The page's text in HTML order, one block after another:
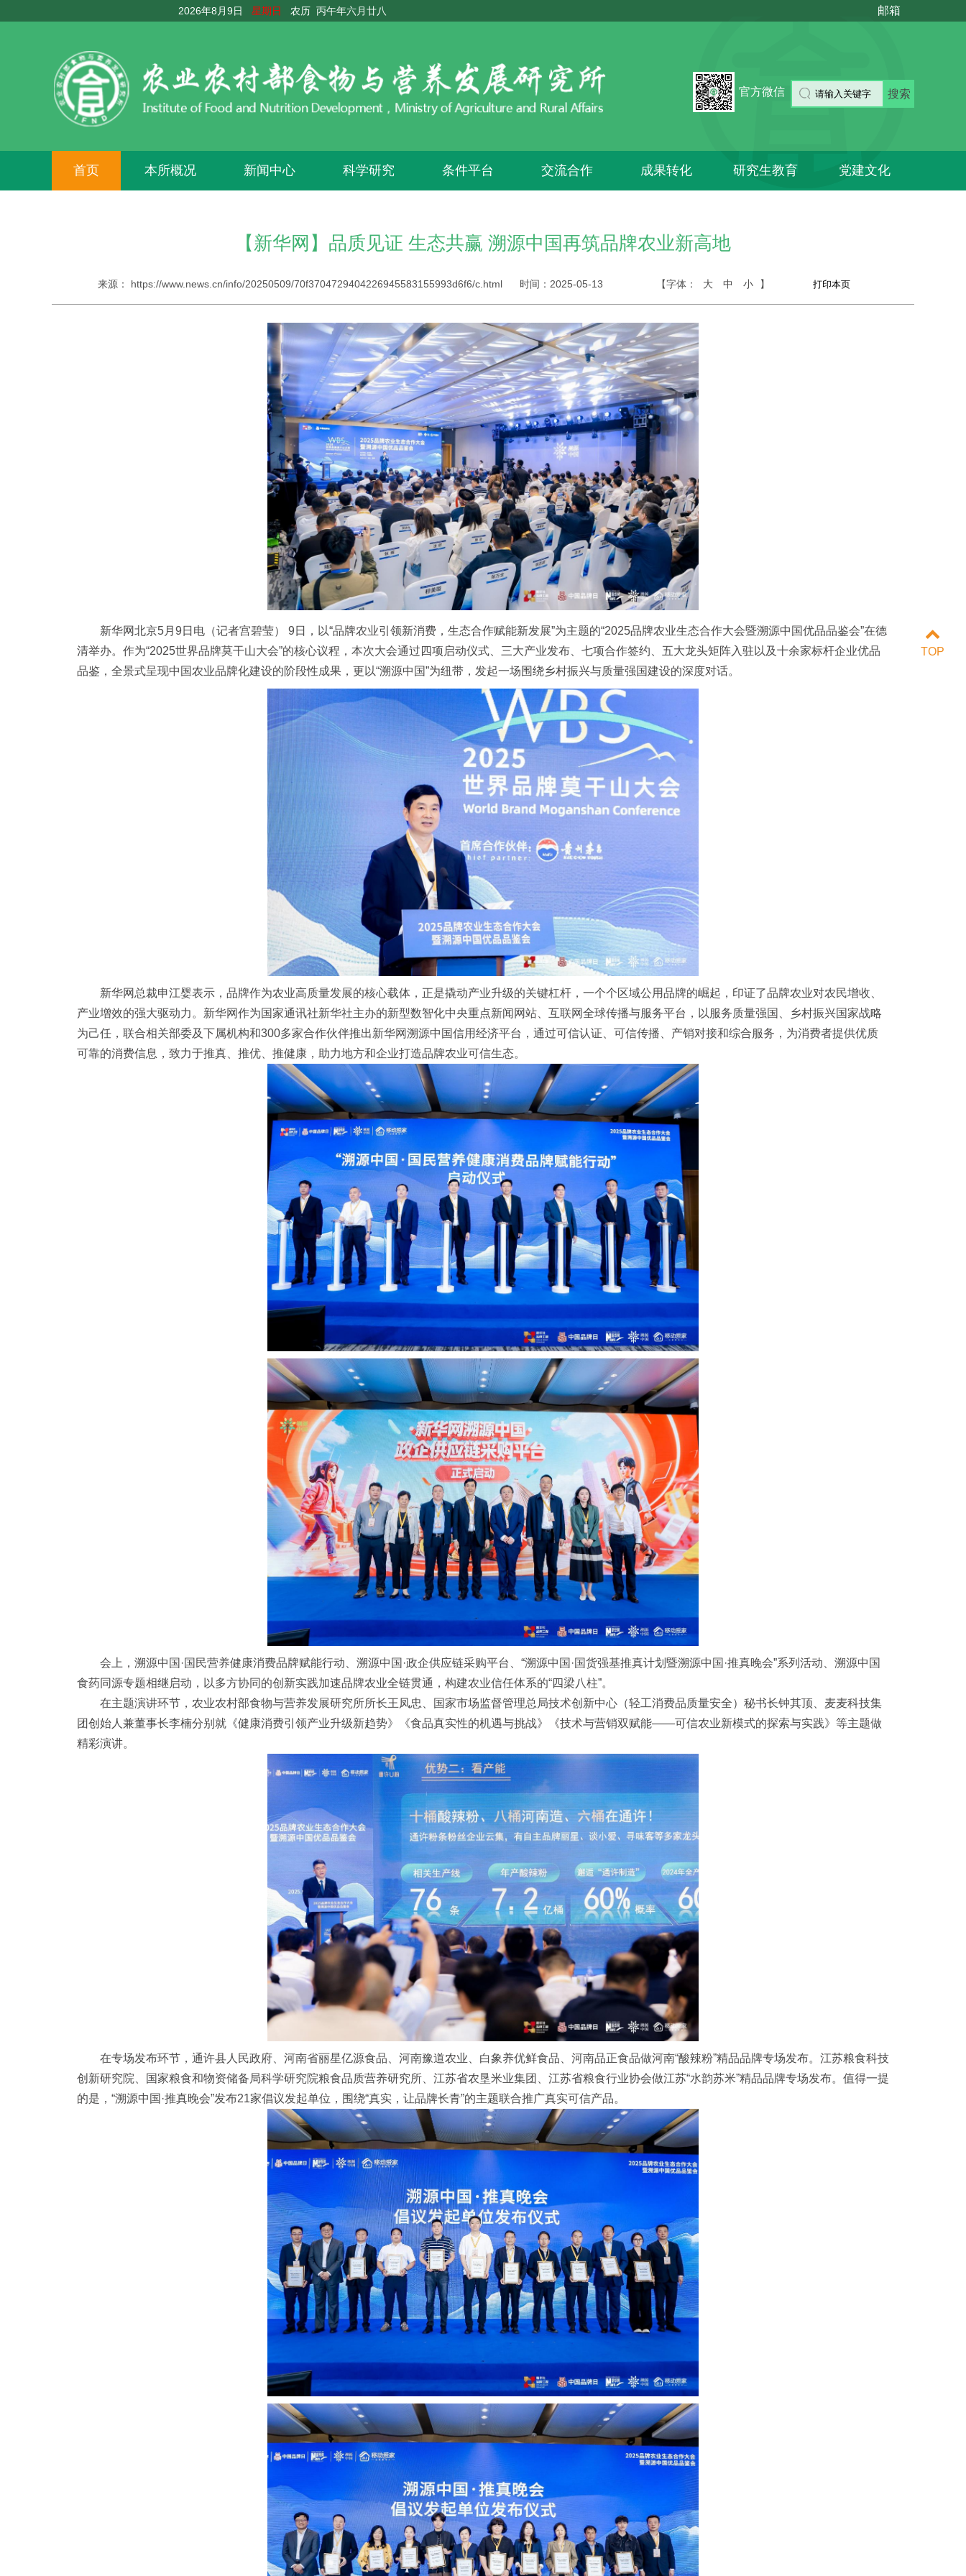
2026年8月9日 星期日 农历 丙午年六月廿八 邮箱
官方微信 搜索
首页 本所概况 新闻中心 科学研究 条件平台 交流合作 成果转化 研究生教育 党建文化
【新华网】品质见证 生态共赢 溯源中国再筑品牌农业新高地
来源： https://www.news.cn/info/20250509/70f3704729404226945583155993d6f6/c.html 时间： 2025-05-13 【字体： 大 中 小 】
新华网北京5月9日电（记者宫碧莹） 9日，以“品牌农业引领新消费，生态合作赋能新发展”为主题的“2025品牌农业生态合作大会暨溯源中国优品品鉴会”在德
清举办。作为“2025世界品牌莫干山大会”的核心议程，本次大会通过四项启动仪式、三大产业发布、七项合作签约、五大龙头矩阵入驻以及十余家标杆企业优品
品鉴，全景式呈现中国农业品牌化建设的阶段性成果，更以“溯源中国”为纽带，发起一场围绕乡村振兴与质量强国建设的深度对话。
新华网总裁申江婴表示，品牌作为农业高质量发展的核心载体，正是撬动产业升级的关键杠杆，一个个区域公用品牌的崛起，印证了品牌农业对农民增收、
产业增效的强大驱动力。新华网作为国家通讯社新华社主办的新型数智化中央重点新闻网站、互联网全球传播与服务平台，以服务质量强国、乡村振兴国家战略
为己任，联合相关部委及下属机构和300多家合作伙伴推出新华网溯源中国信用经济平台，通过可信认证、可信传播、产销对接和综合服务，为消费者提供优质
可靠的消费信息，致力于推真、推优、推健康，助力地方和企业打造品牌农业可信生态。
会上，溯源中国·国民营养健康消费品牌赋能行动、溯源中国·政企供应链采购平台、“溯源中国·国货强基推真计划暨溯源中国·推真晚会”系列活动、溯源中国
食药同源专题相继启动，以多方协同的创新实践加速品牌农业全链贯通，构建农业信任体系的“四梁八柱”。
在主题演讲环节，农业农村部食物与营养发展研究所所长王凤忠、国家市场监督管理总局技术创新中心（轻工消费品质量安全）秘书长钟其顶、麦麦科技集
团创始人兼董事长李楠分别就《健康消费引领产业升级新趋势》《食品真实性的机遇与挑战》《技术与营销双赋能——可信农业新模式的探索与实践》等主题做
精彩演讲。
在专场发布环节，通许县人民政府、河南省丽星亿源食品、河南豫道农业、白象养优鲜食品、河南品正食品做河南“酸辣粉”精品品牌专场发布。江苏粮食科技
创新研究院、国家粮食和物资储备局科学研究院粮食品质营养研究所、江苏省农垦米业集团、江苏省粮食行业协会做江苏“水韵苏米”精品品牌专场发布。值得一提
的是，“溯源中国·推真晚会”发布21家倡议发起单位，围绕“真实，让品牌长青”的主题联合推广真实可信产品。
TOP